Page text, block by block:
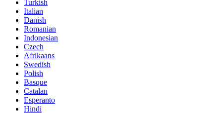
Turkish
Italian
Danish
Romanian
Indonesian
Czech
Afrikaans
Swedish
Polish
Basque
Catalan
Esperanto
Hindi